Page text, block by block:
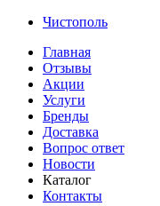
Чистополь
Главная
Отзывы
Акции
Услуги
Бренды
Доставка
Вопрос ответ
Новости
Каталог
Контакты